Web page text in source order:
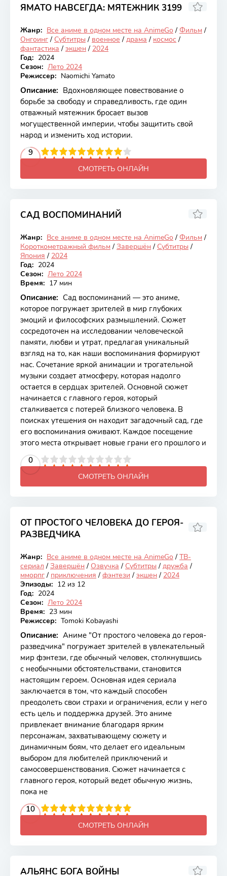
ЯМАТО НАВСЕГДА: МЯТЕЖНИК 3199
Онгоинг
7.47
Жанр: Все аниме в одном месте на AnimeGo / Фильм /
Онгоинг / Субтитры / военное / драма / космос /
фантастика / экшен / 2024
Год: 2024
Сезон: Лето 2024
Режиссер: Naomichi Yamato
Описание: Вдохновляющее повествование о
борьбе за свободу и справедливость, где один
отважный мятежник бросает вызов
могущественной империи, чтобы защитить свой
народ и изменить ход истории.
9
4 5 6 7 8 9 10
СМОТРЕТЬ ОНЛАЙН
САД ВОСПОМИНАНИЙ
Закончен
6.72
Жанр: Все аниме в одном месте на AnimeGo / Фильм /
Короткометражный фильм / Завершён / Субтитры /
Япония / 2024
Год: 2024
Сезон: Лето 2024
Время: 17 мин
Описание: Сад воспоминаний — это аниме,
которое погружает зрителей в мир глубоких
эмоций и философских размышлений. Сюжет
сосредоточен на исследовании человеческой
памяти, любви и утрат, предлагая уникальный
взгляд на то, как наши воспоминания формируют
нас. Сочетание яркой анимации и трогательной
музыки создает атмосферу, которая надолго
остается в сердцах зрителей. Основной сюжет
начинается с главного героя, который
сталкивается с потерей близкого человека. В
поисках утешения он находит загадочный сад, где
его воспоминания оживают. Каждое посещение
этого места открывает новые грани его прошлого и
0
4 5 6 7 8 9 10
СМОТРЕТЬ ОНЛАЙН
ОТ ПРОСТОГО ЧЕЛОВЕКА ДО ГЕРОЯ-
РАЗВЕДЧИКА
Закончен
Жанр: Все аниме в одном месте на AnimeGo / ТВ-
сериал / Завершён / Озвучка / Субтитры / дружба /
мморпг / приключения / фэнтези / экшен / 2024
Эпизоды: 12 из 12
Год: 2024
Сезон: Лето 2024
Время: 23 мин
Режиссер: Tomoki Kobayashi
Описание: Аниме "От простого человека до героя-
разведчика" погружает зрителей в увлекательный
мир фэнтези, где обычный человек, столкнувшись
с необычными обстоятельствами, становится
настоящим героем. Основная идея сериала
заключается в том, что каждый способен
преодолеть свои страхи и ограничения, если у него
есть цель и поддержка друзей. Это аниме
привлекает внимание благодаря ярким
персонажам, захватывающему сюжету и
динамичным боям, что делает его идеальным
выбором для любителей приключений и
самосовершенствования. Сюжет начинается с
главного героя, который ведет обычную жизнь,
пока не
10
4 5 6 7 8 9 10
СМОТРЕТЬ ОНЛАЙН
АЛЬЯНС БОГА ВОЙНЫ